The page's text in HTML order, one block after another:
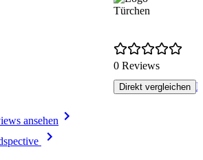
ansehen
Türchen
0 Reviews
Direkt vergleichen